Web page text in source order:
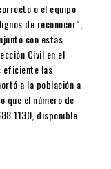
o el equipo
de reconocer”,
con estas
Civil en el
eficiente las
a la población a
que el número de
1130, disponible